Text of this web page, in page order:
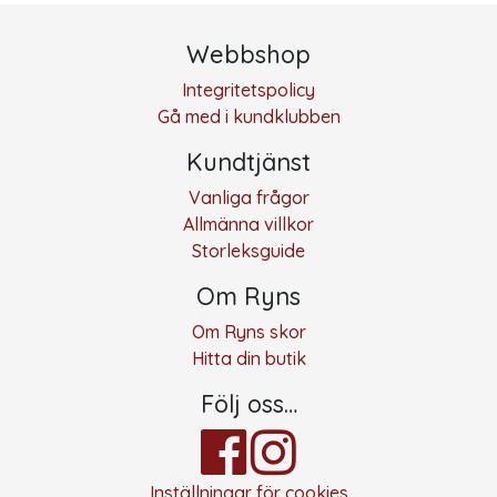
Webbshop
Integritetspolicy
Gå med i kundklubben
Kundtjänst
Vanliga frågor
Allmänna villkor
Storleksguide
Om Ryns
Om Ryns skor
Hitta din butik
Följ oss…
Inställningar för cookies